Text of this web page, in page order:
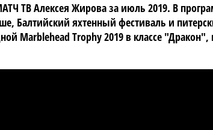
ТВ Алексея Жирова за июль 2019. В
Балтийский яхтенный фестиваль и
Marblehead Trophy 2019 в классе